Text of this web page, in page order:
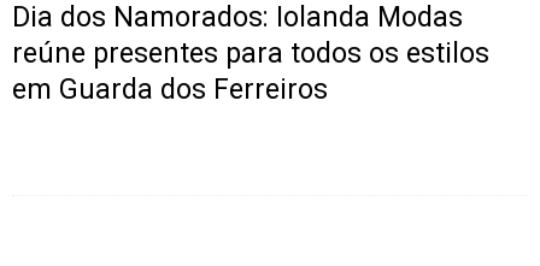
Dia dos Namorados: Iolanda Modas
reúne presentes para todos os estilos
em Guarda dos Ferreiros